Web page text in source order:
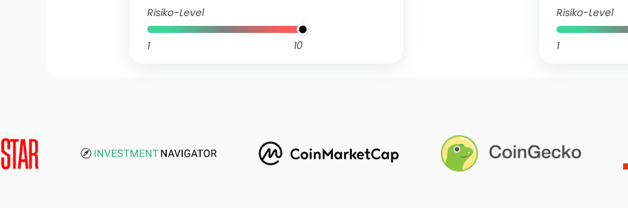
Risiko-Level
1 10
Risiko-Level
1